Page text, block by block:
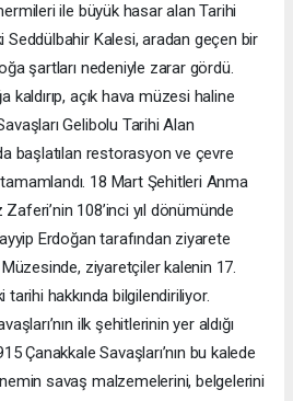
ile büyük hasar alan Tarihi
Seddülbahir Kalesi, aradan geçen bir
şartları nedeniyle zarar gördü.
kaldırıp, açık hava müzesi haline
Gelibolu Tarihi Alan
başlatılan restorasyon ve çevre
18 Mart Şehitleri Anma
108’inci yıl dönümünde
Erdoğan tarafından ziyarete
Müzesinde, ziyaretçiler kalenin 17.
tarihi hakkında bilgilendiriliyor.
ilk şehitlerinin yer aldığı
Çanakkale Savaşları’nın bu kalede
savaş malzemelerini, belgelerini